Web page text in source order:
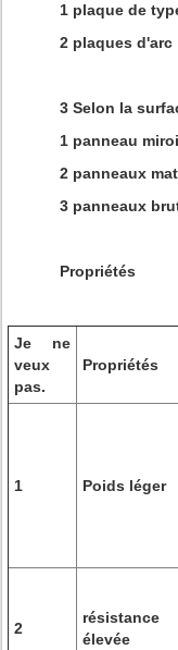
1 plaque de
2 plaques d'arc
3 Selon la
1 panneau
2 panneaux mat
3 panneaux
Propriétés
Je ne
veux
pas.
Propriétés
1 Poids léger
2
résistance
élevée